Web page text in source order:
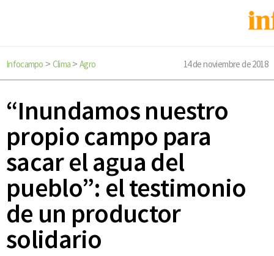
Infocampo > Clima>Agro 14 de noviembre de 2018
“Inundamos nuestro
propio campo para
sacar el agua del
pueblo”: el testimonio
de un productor
solidario